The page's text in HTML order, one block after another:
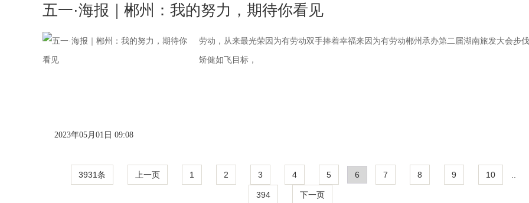
五一·海报｜郴州：我的努力，期待你看见
劳动，从来最光荣因为有劳动双手捧着幸福来因为有劳动郴州承办第二届湖南旅发大会步
矫健如飞目标，
2023年05月01日 09:08
3931条 上一页 1 2 3 4 5 6 7 8 9 10
394 下一页